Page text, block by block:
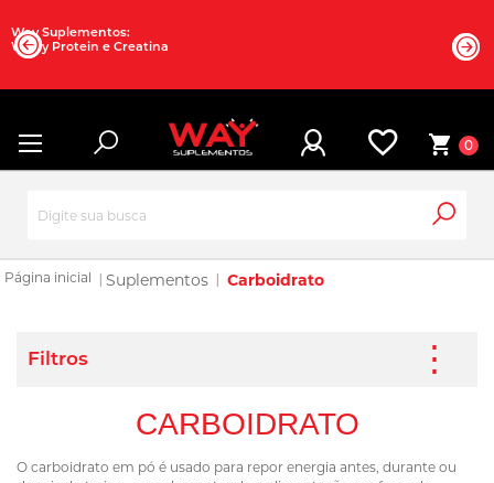
Way Suplementos:
Whey Protein e Creatina
0
Suplementos Carboidrato
CARBOIDRATO
O carboidrato em pó é usado para repor energia antes, durante ou